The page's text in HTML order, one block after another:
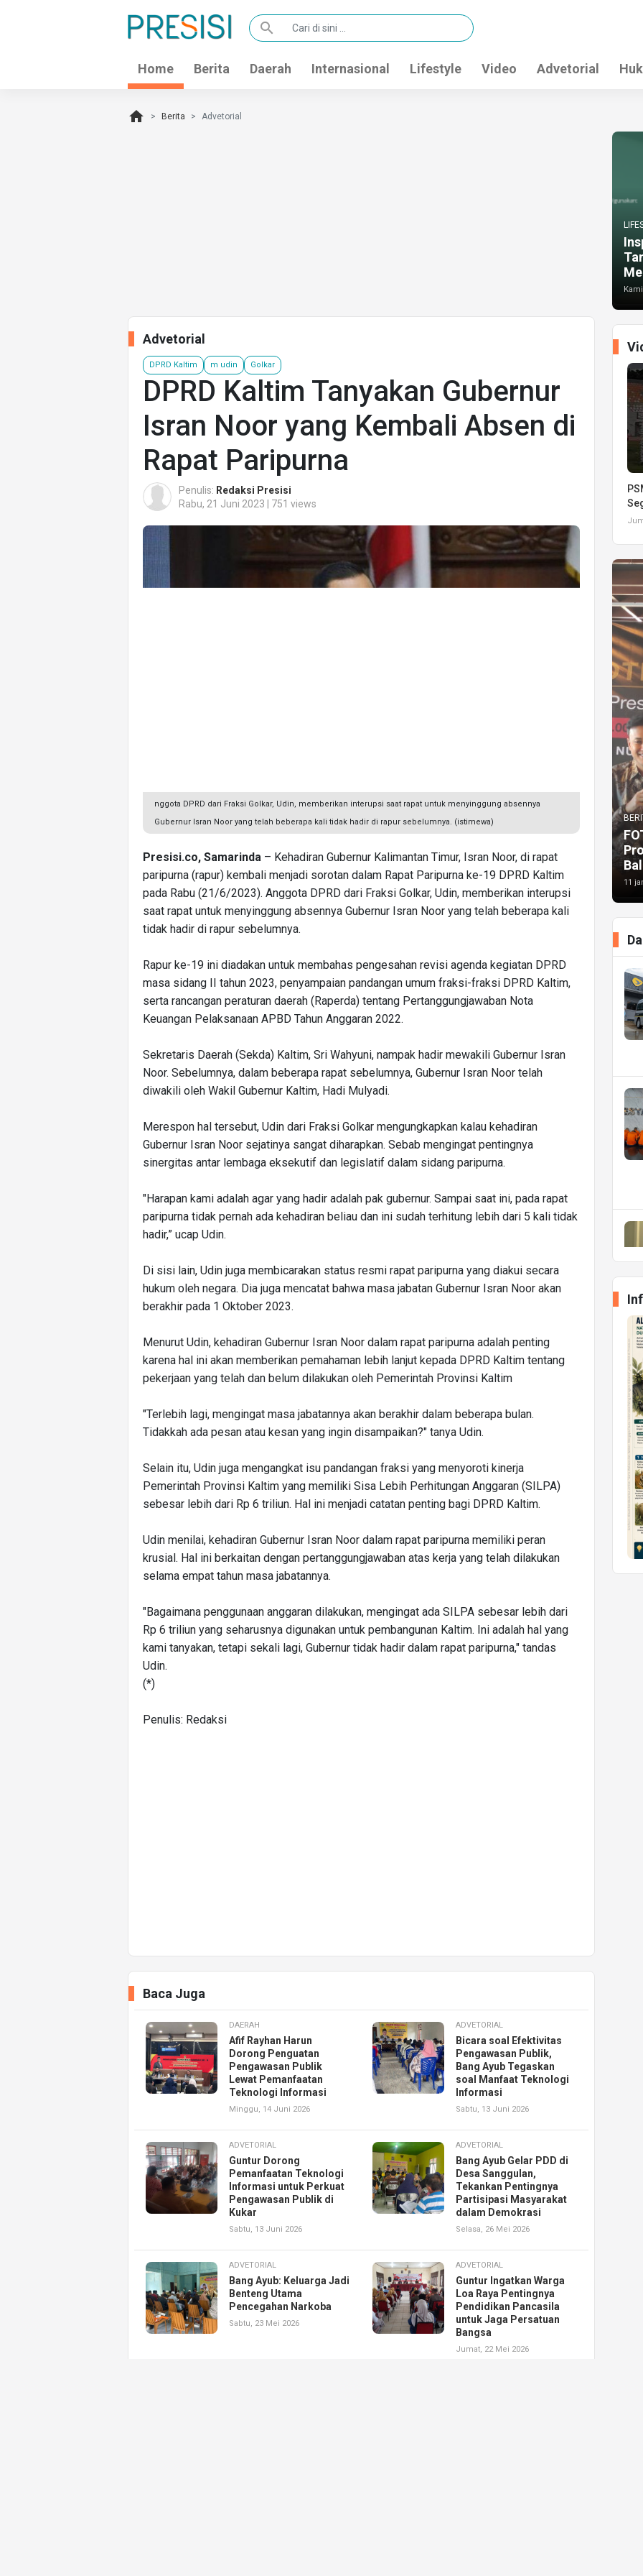
search
Home Berita Daerah Internasional Lifestyle Video Advetorial
home Berita Advetorial
Advetorial
DPRD Kaltim m udin Golkar
DPRD Kaltim Tanyakan Gubernur
Isran Noor yang Kembali Absen di
Rapat Paripurna
Penulis: Redaksi Presisi
Rabu, 21 Juni 2023 | 751 views
nggota DPRD dari Fraksi Golkar, Udin, memberikan interupsi saat rapat untuk menyinggung absennya
Gubernur Isran Noor yang telah beberapa kali tidak hadir di rapur sebelumnya. (istimewa)
Presisi.co, Samarinda – Kehadiran Gubernur Kalimantan Timur, Isran Noor, di rapat
paripurna (rapur) kembali menjadi sorotan dalam Rapat Paripurna ke-19 DPRD Kaltim
pada Rabu (21/6/2023). Anggota DPRD dari Fraksi Golkar, Udin, memberikan interupsi
saat rapat untuk menyinggung absennya Gubernur Isran Noor yang telah beberapa kali
tidak hadir di rapur sebelumnya.
Rapur ke-19 ini diadakan untuk membahas pengesahan revisi agenda kegiatan DPRD
masa sidang II tahun 2023, penyampaian pandangan umum fraksi-fraksi DPRD Kaltim,
serta rancangan peraturan daerah (Raperda) tentang Pertanggungjawaban Nota
Keuangan Pelaksanaan APBD Tahun Anggaran 2022.
Sekretaris Daerah (Sekda) Kaltim, Sri Wahyuni, nampak hadir mewakili Gubernur Isran
Noor. Sebelumnya, dalam beberapa rapat sebelumnya, Gubernur Isran Noor telah
diwakili oleh Wakil Gubernur Kaltim, Hadi Mulyadi.
Merespon hal tersebut, Udin dari Fraksi Golkar mengungkapkan kalau kehadiran
Gubernur Isran Noor sejatinya sangat diharapkan. Sebab mengingat pentingnya
sinergitas antar lembaga eksekutif dan legislatif dalam sidang paripurna.
"Harapan kami adalah agar yang hadir adalah pak gubernur. Sampai saat ini, pada rapat
paripurna tidak pernah ada kehadiran beliau dan ini sudah terhitung lebih dari 5 kali tidak
hadir,” ucap Udin.
Di sisi lain, Udin juga membicarakan status resmi rapat paripurna yang diakui secara
hukum oleh negara. Dia juga mencatat bahwa masa jabatan Gubernur Isran Noor akan
berakhir pada 1 Oktober 2023.
Menurut Udin, kehadiran Gubernur Isran Noor dalam rapat paripurna adalah penting
karena hal ini akan memberikan pemahaman lebih lanjut kepada DPRD Kaltim tentang
pekerjaan yang telah dan belum dilakukan oleh Pemerintah Provinsi Kaltim
"Terlebih lagi, mengingat masa jabatannya akan berakhir dalam beberapa bulan.
Tidakkah ada pesan atau kesan yang ingin disampaikan?" tanya Udin.
Selain itu, Udin juga mengangkat isu pandangan fraksi yang menyoroti kinerja
Pemerintah Provinsi Kaltim yang memiliki Sisa Lebih Perhitungan Anggaran (SILPA)
sebesar lebih dari Rp 6 triliun. Hal ini menjadi catatan penting bagi DPRD Kaltim.
Udin menilai, kehadiran Gubernur Isran Noor dalam rapat paripurna memiliki peran
krusial. Hal ini berkaitan dengan pertanggungjawaban atas kerja yang telah dilakukan
selama empat tahun masa jabatannya.
"Bagaimana penggunaan anggaran dilakukan, mengingat ada SILPA sebesar lebih dari
Rp 6 triliun yang seharusnya digunakan untuk pembangunan Kaltim. Ini adalah hal yang
kami tanyakan, tetapi sekali lagi, Gubernur tidak hadir dalam rapat paripurna," tandas
Udin.
(*)
Penulis: Redaksi
Baca Juga
DAERAH
Afif Rayhan Harun
Dorong Penguatan
Pengawasan Publik
Lewat Pemanfaatan
Teknologi Informasi
Minggu, 14 Juni 2026
ADVETORIAL
Bicara soal Efektivitas
Pengawasan Publik,
Bang Ayub Tegaskan
soal Manfaat Teknologi
Informasi
Sabtu, 13 Juni 2026
ADVETORIAL
Guntur Dorong
Pemanfaatan Teknologi
Informasi untuk Perkuat
Pengawasan Publik di
Kukar
Sabtu, 13 Juni 2026
ADVETORIAL
Bang Ayub Gelar PDD di
Desa Sanggulan,
Tekankan Pentingnya
Partisipasi Masyarakat
dalam Demokrasi
Selasa, 26 Mei 2026
ADVETORIAL
Bang Ayub: Keluarga Jadi
Benteng Utama
Pencegahan Narkoba
Sabtu, 23 Mei 2026
ADVETORIAL
Guntur Ingatkan Warga
Loa Raya Pentingnya
Pendidikan Pancasila
untuk Jaga Persatuan
Bangsa
Jumat, 22 Mei 2026
11